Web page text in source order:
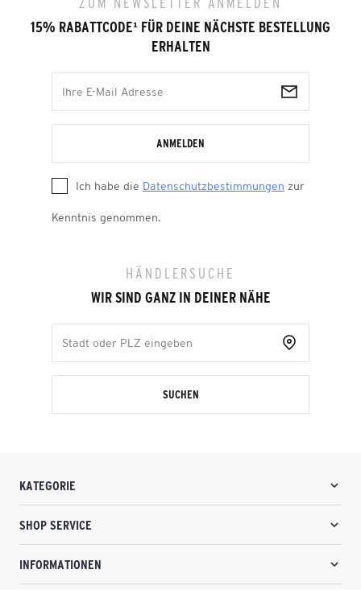
ZUM NEWSLETTER ANMELDEN
15% RABATTCODE¹ FÜR DEINE NÄCHSTE BESTELLUNG
ERHALTEN
ANMELDEN
Ich habe die Datenschutzbestimmungen zur
Kenntnis genommen.
HÄNDLERSUCHE
WIR SIND GANZ IN DEINER NÄHE
SUCHEN
KATEGORIE
SHOP SERVICE
INFORMATIONEN